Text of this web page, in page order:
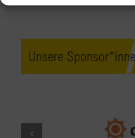
Unsere